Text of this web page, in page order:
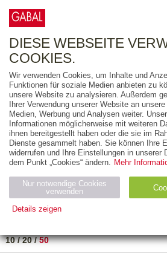
FREITEXT
AUSGABEART
AUS DER REIHE
ZUM THEMA
Neuerscheinung
PREIS
10/20/50
DIESE WEBSEITE
COOKIES.
Wir verwenden Cookies, um Inhalte und
Funktionen für soziale Medien anbieten zu
unsere Website zu analysieren. Außerdem
Ihrer Verwendung unserer Website an
Medien, Werbung und Analysen weiter.
Informationen möglicherweise mit weiteren
ihnen bereitgestellt haben oder die sie im
Dienste gesammelt haben. Sie können Ihre
widerrufen und Ihre Einstellungen in unserer
dem Punkt „Cookies“ ändern. Mehr
Nur notwendige Cookies
verwenden
Details zeigen
Name Zweck